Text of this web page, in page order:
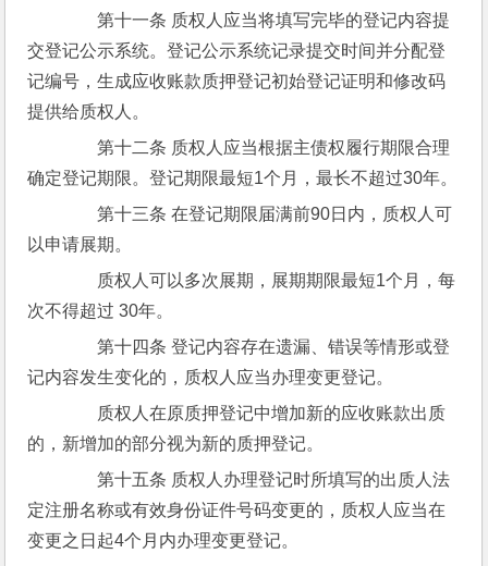
第十一条 质权人应当将填写完毕的登记内容提
交登记公示系统。登记公示系统记录提交时间并分配登
记编号，生成应收账款质押登记初始登记证明和修改码
提供给质权人。
第十二条 质权人应当根据主债权履行期限合理
确定登记期限。登记期限最短1个月，最长不超过30年。
第十三条 在登记期限届满前90日内，质权人可
以申请展期。
质权人可以多次展期，展期期限最短1个月，每
次不得超过 30年。
第十四条 登记内容存在遗漏、错误等情形或登
记内容发生变化的，质权人应当办理变更登记。
质权人在原质押登记中增加新的应收账款出质
的，新增加的部分视为新的质押登记。
第十五条 质权人办理登记时所填写的出质人法
定注册名称或有效身份证件号码变更的，质权人应当在
变更之日起4个月内办理变更登记。